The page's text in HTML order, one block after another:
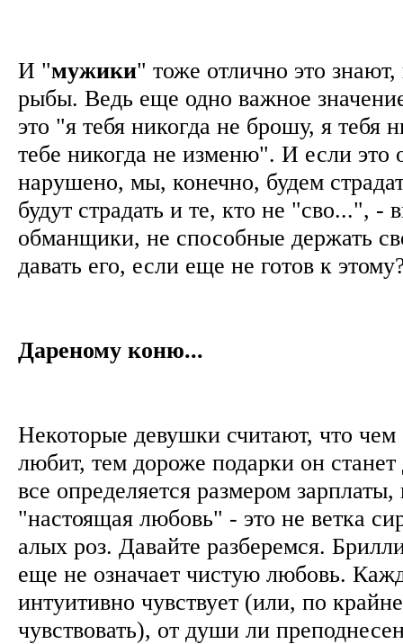
И "мужики" тоже отлично это
рыбы. Ведь еще одно важное
это "я тебя никогда не брошу, я тебя
тебе никогда не изменю". И если это
нарушено, мы, конечно, будем
будут страдать и те, кто не "сво...", -
обманщики, не способные держать
давать его, если еще не готов к
Дареному коню...
Некоторые девушки считают, что
любит, тем дороже подарки он
все определяется размером зарплаты,
"настоящая любовь" - это не ветка
алых роз. Давайте разберемся.
еще не означает чистую любовь.
интуитивно чувствует (или, по
чувствовать), от души ли